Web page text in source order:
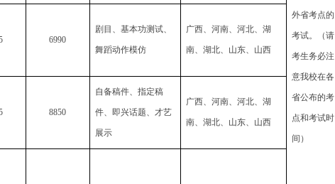
外省考点的
考试。（请
考生务必注
意我校在各
省公布的考
点和考试时
间）
6990
剧目、基本功测试、
舞蹈动作模仿
广西、河南、河北、湖
南、湖北、山东、山西
8850
自备稿件、指定稿
件、即兴话题、才艺
展示
广西、河南、河北、湖
南、湖北、山东、山西